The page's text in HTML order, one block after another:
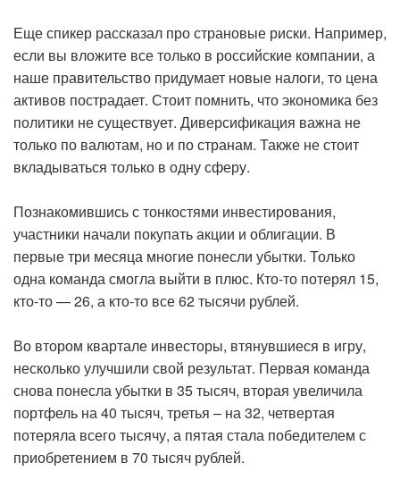
Еще спикер рассказал про страновые риски. Например,
если вы вложите все только в российские компании, а
наше правительство придумает новые налоги, то цена
активов пострадает. Стоит помнить, что экономика без
политики не существует. Диверсификация важна не
только по валютам, но и по странам. Также не стоит
вкладываться только в одну сферу.
Познакомившись с тонкостями инвестирования,
участники начали покупать акции и облигации. В
первые три месяца многие понесли убытки. Только
одна команда смогла выйти в плюс. Кто-то потерял 15,
кто-то — 26, а кто-то все 62 тысячи рублей.
Во втором квартале инвесторы, втянувшиеся в игру,
несколько улучшили свой результат. Первая команда
снова понесла убытки в 35 тысяч, вторая увеличила
портфель на 40 тысяч, третья – на 32, четвертая
потеряла всего тысячу, а пятая стала победителем с
приобретением в 70 тысяч рублей.